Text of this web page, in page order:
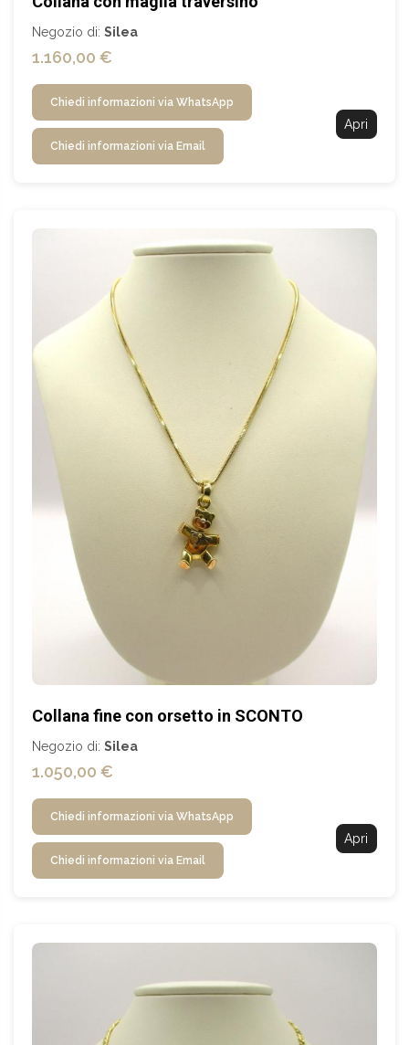
Negozio di: Silea
1.160,00 €
Chiedi informazioni via WhatsApp
Chiedi informazioni via Email
Apri
Collana fine con orsetto in SCONTO
Negozio di: Silea
1.050,00 €
Chiedi informazioni via WhatsApp
Chiedi informazioni via Email
Apri